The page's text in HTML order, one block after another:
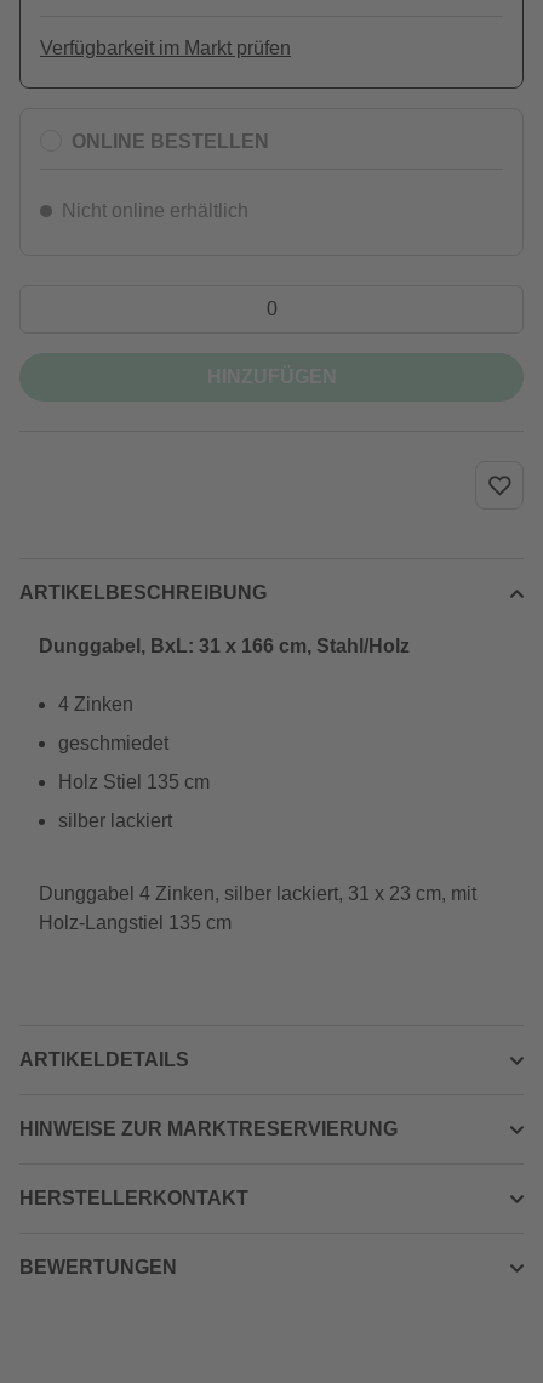
Verfügbarkeit im Markt prüfen
ONLINE BESTELLEN
Nicht online erhältlich
ARTIKELBESCHREIBUNG
Dunggabel, BxL: 31 x 166 cm, Stahl/Holz
4 Zinken
geschmiedet
Holz Stiel 135 cm
silber lackiert
Dunggabel 4 Zinken, silber lackiert, 31 x 23 cm, mit
Holz-Langstiel 135 cm
ARTIKELDETAILS
HINWEISE ZUR MARKTRESERVIERUNG
HERSTELLERKONTAKT
BEWERTUNGEN